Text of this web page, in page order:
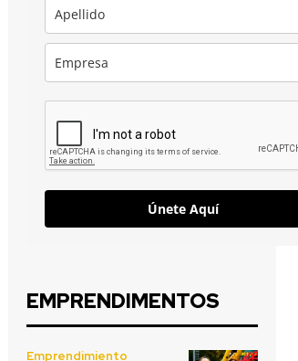
Únete Aquí
EMPRENDIMENTOS
Emprendimiento